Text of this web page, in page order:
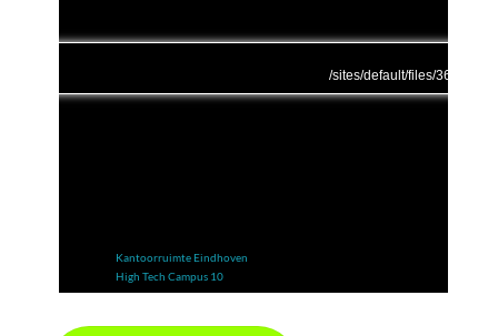
Kantoorruimte Eindhoven
High Tech Campus 10